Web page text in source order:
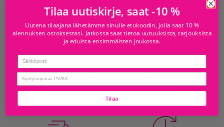
Juhlamaailma Iso
Omena
Myymälän tiedot
Tavallisesti valmis 24 tunnissa
Juhlamaailma Sello
Myymälän tiedot
Tavallisesti valmis 24 tunnissa
Tarkista saatavuus muissa myymälöissä
Tilaa uutiskirje, saat -10 %
Uutena tilaajana lähetämme sinulle etukoodin, jolla saat 10 %
alennuksen ostoksestasi. Jatkossa saat tietoa uutuuksista, tarjouksista
ja eduista ensimmäisten joukossa.
Email
birthday
Tilaa